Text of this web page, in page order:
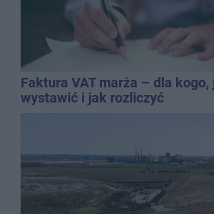
Faktura VAT marża – dla kogo,
wystawić i jak rozliczyć